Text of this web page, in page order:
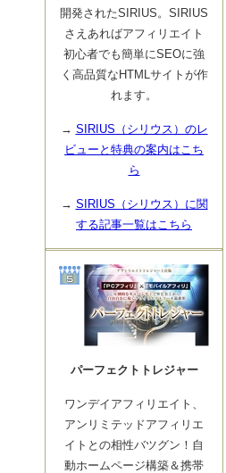
開発されたSIRIUS。SIRIUS
さえあればアフィリエイト
初心者でも簡単にSEOに強
く高品質なHTMLサイトが作
れます。
→ SIRIUS（シリウス）のレ
ビューと特典の案内はこち
ら
→ SIRIUS（シリウス）に関
する記事一覧はこちら
パーフェクトトレジャー
ワンデイアフィリエイト、
アンリミテッドアフィリエ
イトとの相性バツグン！自
動ホームページ構築＆携帯